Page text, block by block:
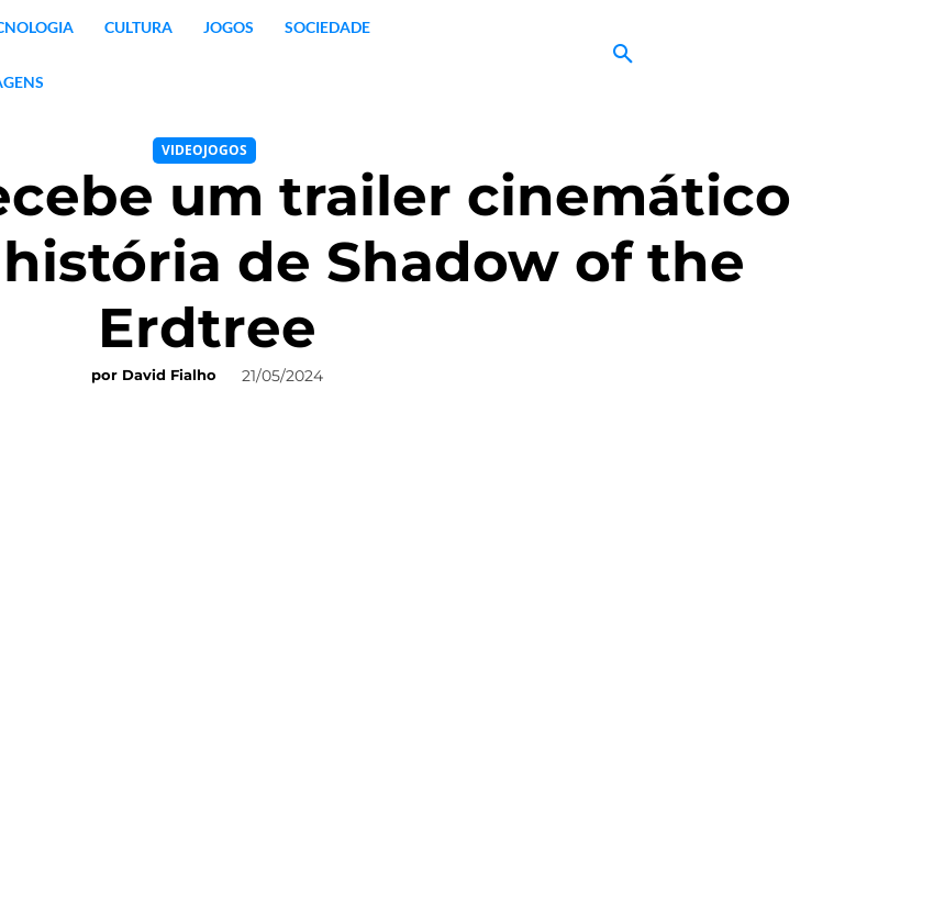
CULTURA JOGOS SOCIEDADE
VIDEOJOGOS
um trailer cinemático
de Shadow of the
Erdtree
por David Fialho 21/05/2024